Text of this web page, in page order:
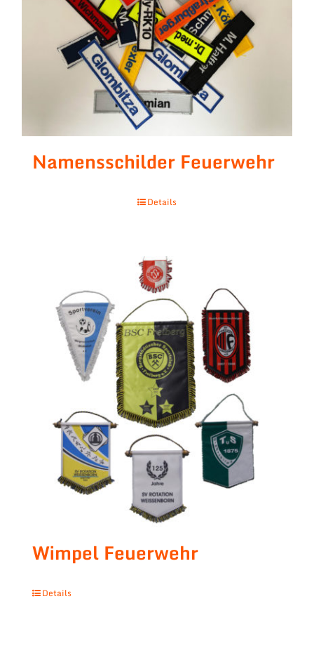
Namensschilder Feuerwehr
Details
Wimpel Feuerwehr
Details